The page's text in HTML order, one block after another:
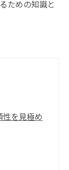
ための知識と
を見極め
をチェッ